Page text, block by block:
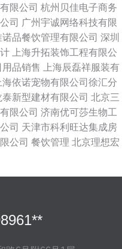
限公司 杭州贝佳电子商务
司 广州宇诚网络科技有限
诺品餐饮管理有限公司 深圳
上海升拓装饰工程有限公
用品销售
上海辰磊祥服装有
海依诺宠物有限公司徐汇分
泰新型建材有限公司 北京三
限公司 济南优可莎生物工
司 天津市科利旺达集成房
公司 餐饮管理 北京理想宏